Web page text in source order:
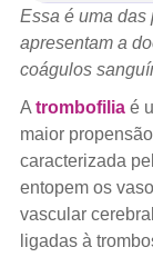
Essa é uma das
apresentam a
coágulos
A trombofiliaé
maior
caracterizada
entopem os
vascular
ligadas à